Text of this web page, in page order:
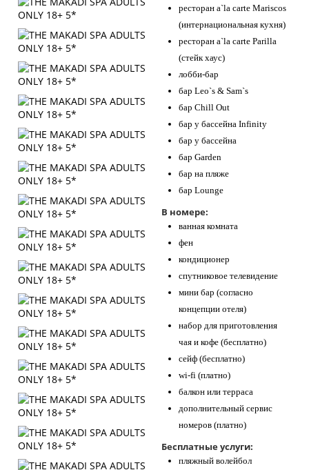
ресторан a`la carte Mariscos
(интернациональная кухня)
ресторан a`la carte Parilla
(стейк хаус)
лобби-бар
бар Leo`s & Sam`s
бар Chill Out
бар у бассейна Infinity
бар у бассейна
бар Garden
бар на пляже
бар Lounge
В номере:
ванная комната
фен
кондиционер
спутниковое телевидение
мини бар (согласно
концепции отеля)
набор для приготовления
чая и кофе (бесплатно)
сейф (бесплатно)
wi-fi (платно)
балкон или терраса
дополнительный сервис
номеров (платно)
Бесплатные услуги:
пляжный волейбол